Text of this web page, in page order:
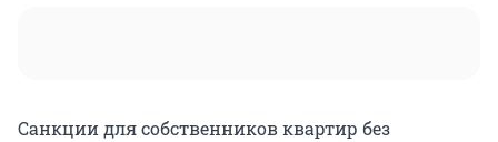
Санкции для собственников квартир без